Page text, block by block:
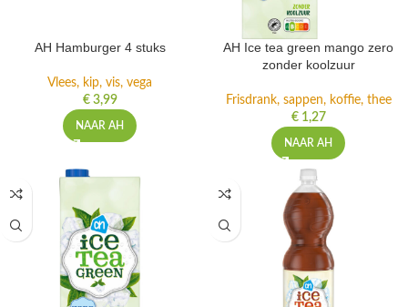
AH Hamburger 4 stuks
Vlees, kip, vis, vega
€3,99
NAAR AH
AH Ice tea green mango zero
zonder koolzuur
Frisdrank, sappen, koffie, thee
€1,27
NAAR AH